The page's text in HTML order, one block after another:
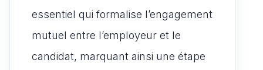
essentiel qui formalise l’engagement
mutuel entre l’employeur et le
candidat, marquant ainsi une étape